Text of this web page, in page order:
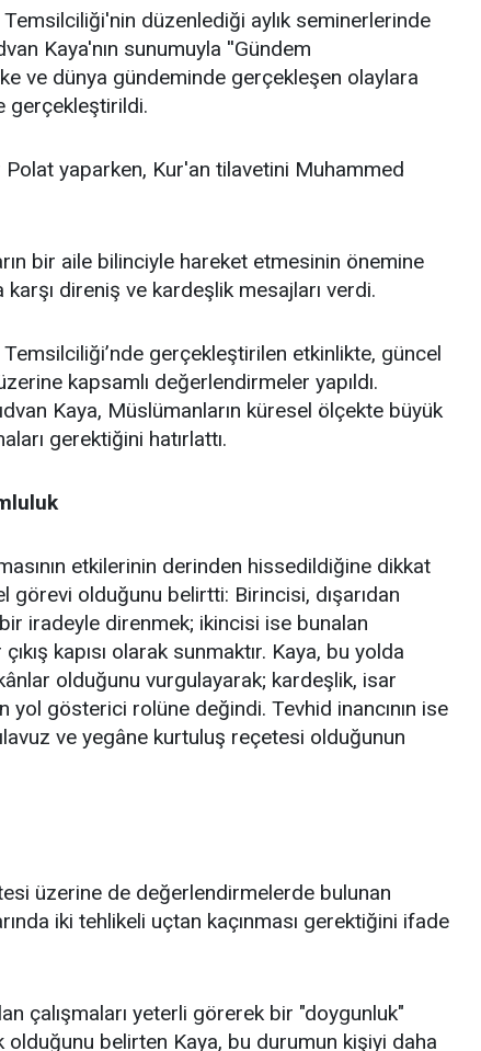
düzenlediği aylık seminerlerinde
Kaya'nın sunumuyla ''Gündem
ve dünya gündeminde gerçekleşen olaylara
gerçekleştirildi.
yaparken, Kur'an tilavetini Muhammed
bir aile bilinciyle hareket etmesinin önemine
direniş ve kardeşlik mesajları verdi.
gerçekleştirilen etkinlikte, güncel
kapsamlı değerlendirmeler yapıldı.
Kaya, Müslümanların küresel ölçekte büyük
gerektiğini hatırlattı.
etkilerinin derinden hissedildiğine dikkat
görevi olduğunu belirtti: Birincisi, dışarıdan
iradeyle direnmek; ikincisi ise bunalan
kapısı olarak sunmaktır. Kaya, bu yolda
olduğunu vurgulayarak; kardeşlik, isar
yol gösterici rolüne değindi. Tevhid inancının ise
ve yegâne kurtuluş reçetesi olduğunun
üzerine de değerlendirmelerde bulunan
iki tehlikeli uçtan kaçınması gerektiğini ifade
çalışmaları yeterli görerek bir "doygunluk"
olduğunu belirten Kaya, bu durumun kişiyi daha